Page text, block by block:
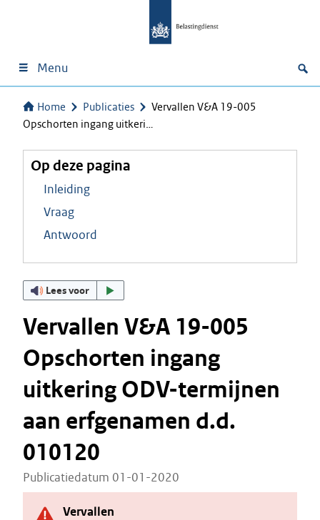
Menu
Home Publicaties
Vervallen V&A 19-005
Opschorten ingang uitkeri…
Op deze pagina
Inleiding
Vraag
Antwoord
Lees voor
Vervallen V&A 19-005
Opschorten ingang
uitkering ODV-termijnen
aan erfgenamen d.d.
010120
Publicatiedatum 01-01-2020
Vervallen